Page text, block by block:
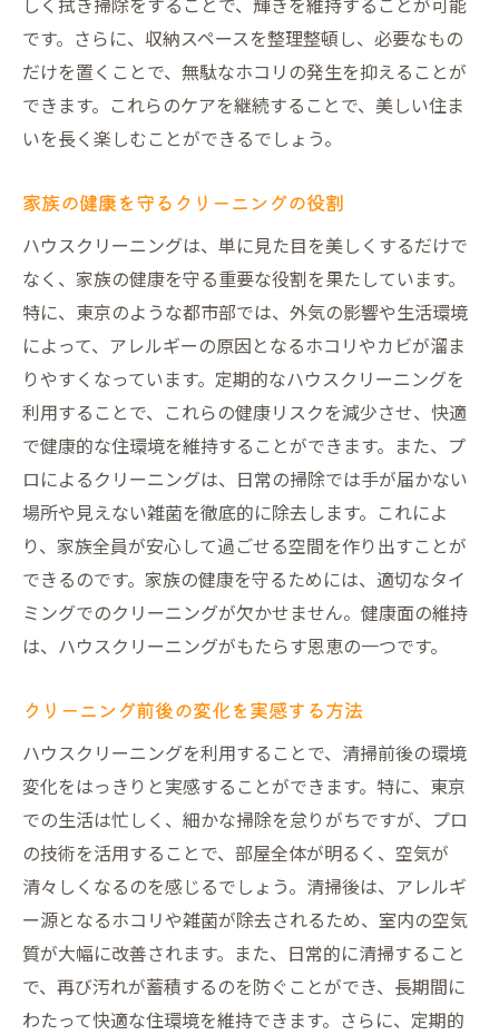
です。さらに、収納スペースを整理整頓し、必要なもの
だけを置くことで、無駄なホコリの発生を抑えることが
できます。これらのケアを継続することで、美しい住ま
いを長く楽しむことができるでしょう。
家族の健康を守るクリーニングの役割
ハウスクリーニングは、単に見た目を美しくするだけで
なく、家族の健康を守る重要な役割を果たしています。
特に、東京のような都市部では、外気の影響や生活環境
によって、アレルギーの原因となるホコリやカビが溜ま
りやすくなっています。定期的なハウスクリーニングを
利用することで、これらの健康リスクを減少させ、快適
で健康的な住環境を維持することができます。また、プ
ロによるクリーニングは、日常の掃除では手が届かない
場所や見えない雑菌を徹底的に除去します。これによ
り、家族全員が安心して過ごせる空間を作り出すことが
できるのです。家族の健康を守るためには、適切なタイ
ミングでのクリーニングが欠かせません。健康面の維持
は、ハウスクリーニングがもたらす恩恵の一つです。
クリーニング前後の変化を実感する方法
ハウスクリーニングを利用することで、清掃前後の環境
変化をはっきりと実感することができます。特に、東京
での生活は忙しく、細かな掃除を怠りがちですが、プロ
の技術を活用することで、部屋全体が明るく、空気が
清々しくなるのを感じるでしょう。清掃後は、アレルギ
ー源となるホコリや雑菌が除去されるため、室内の空気
質が大幅に改善されます。また、日常的に清掃すること
で、再び汚れが蓄積するのを防ぐことができ、長期間に
わたって快適な住環境を維持できます。さらに、定期的